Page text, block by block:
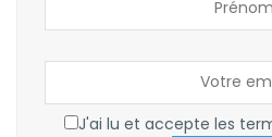
J'ai lu et accepte les